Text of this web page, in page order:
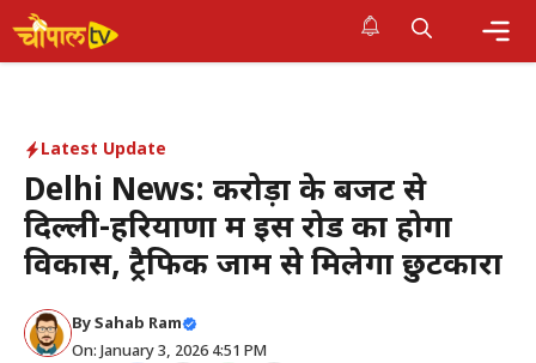
Skip
to
Latest Update
Delhi News: करोड़ों के बजट से
दिल्ली-हरियाणा में इस रोड का होगा
विकास, ट्रैफिक जाम से मिलेगा छुटकारा
By Sahab Ram
On: January 3, 2026 4:51 PM